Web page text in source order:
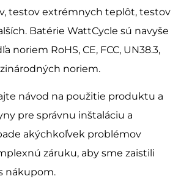
testov extrémnych teplôt, testov
Batérie WattCycle sú navyše
noriem RoHS, CE, FCC, UN38.3,
noriem.
návod na použitie produktu a
pre správnu inštaláciu a
akýchkoľvek problémov
záruku, aby sme zaistili
nákupom.